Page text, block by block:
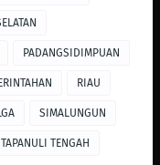
PADANGSIDIMPUAN
RIAU
SIMALUNGUN
TAPANULI TENGAH